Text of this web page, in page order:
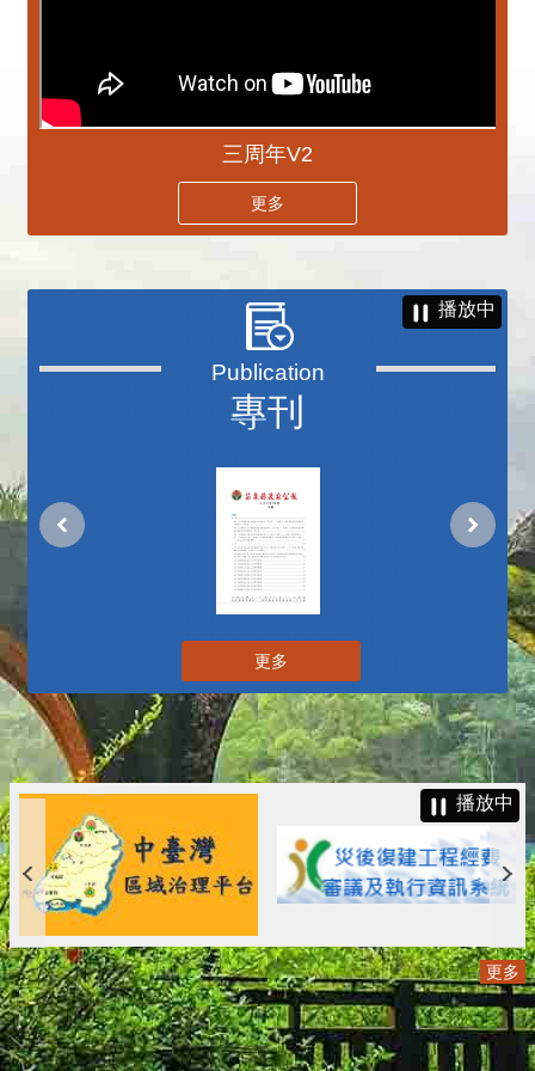
三周年V2
更多
專刊
播放中
更多
播放中
更多